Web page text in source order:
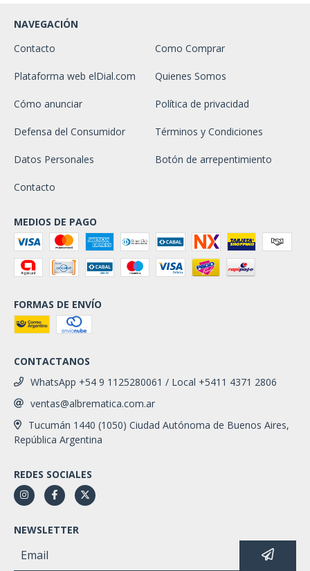
NAVEGACIÓN
Contacto
Como Comprar
Plataforma web elDial.com Quienes Somos
Cómo anunciar Política de privacidad
Defensa del Consumidor Términos y Condiciones
Datos Personales Botón de arrepentimiento
Contacto
MEDIOS DE PAGO
FORMAS DE ENVÍO
CONTACTANOS
WhatsApp +54 9 1125280061 / Local +5411 4371 2806
ventas@albrematica.com.ar
Tucumán 1440 (1050) Ciudad Autónoma de Buenos Aires,
República Argentina
REDES SOCIALES
NEWSLETTER